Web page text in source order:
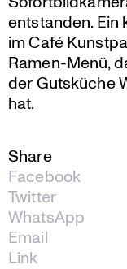
entstanden. Ein
im Café
Ramen-Menü,
der Gutsküche
hat.
Share
Facebook
Twitter
WhatsApp
Email
Link